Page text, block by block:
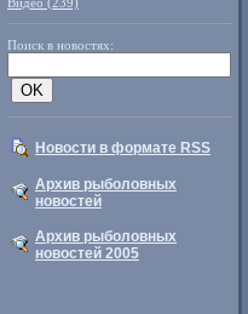
Поиск в новостях:
Новости в формате RSS
Архив рыболовных
новостей
Архив рыболовных
новостей 2005